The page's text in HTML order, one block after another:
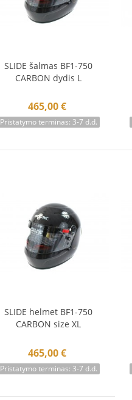
Į krepšelį
SLIDE šalmas BF1-750
CARBON dydis L
465,00 €
Pristatymo terminas: 3-7 d.d.
Į krepšelį
SLIDE helmet BF1-750
CARBON size XL
465,00 €
Pristatymo terminas: 3-7 d.d.